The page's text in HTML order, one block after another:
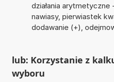
działania
nawiasy, pierwiastek
dodawanie (+),
lub: Korzystanie z
wyboru